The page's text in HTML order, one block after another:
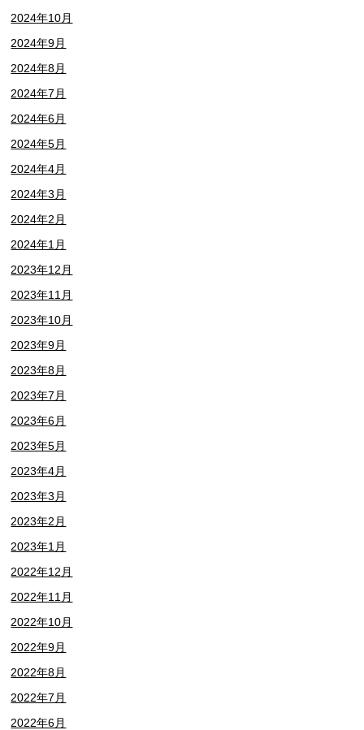
2024年10月
2024年9月
2024年8月
2024年7月
2024年6月
2024年5月
2024年4月
2024年3月
2024年2月
2024年1月
2023年12月
2023年11月
2023年10月
2023年9月
2023年8月
2023年7月
2023年6月
2023年5月
2023年4月
2023年3月
2023年2月
2023年1月
2022年12月
2022年11月
2022年10月
2022年9月
2022年8月
2022年7月
2022年6月